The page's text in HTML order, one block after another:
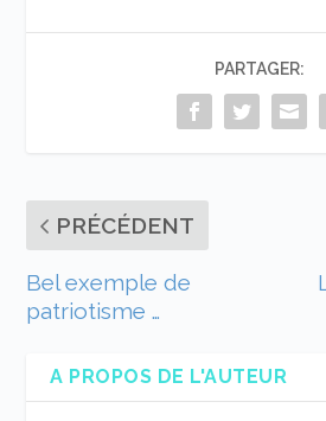
PARTAGER:
PRÉCÉDENT
Bel exemple de
patriotisme …
A PROPOS DE L'AUTEUR